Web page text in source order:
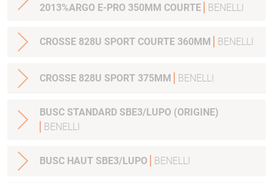
2013%ARGO E-PRO 350MM COURTE
BENELLI
CROSSE 828U SPORT COURTE 360MM BENELLI
CROSSE 828U SPORT 375MM BENELLI
BUSC STANDARD SBE3/LUPO (ORIGINE)
BENELLI
BUSC HAUT SBE3/LUPO BENELLI